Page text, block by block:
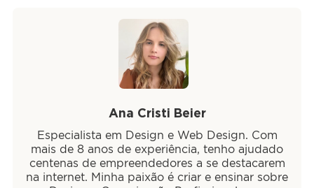
Ana Cristi Beier
Especialista em Design e Web Design. Com
mais de 8 anos de experiência, tenho ajudado
centenas de empreendedores a se destacarem
na internet. Minha paixão é criar e ensinar sobre